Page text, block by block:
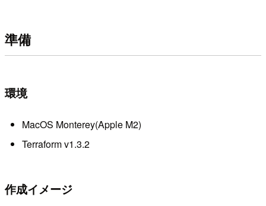
準備
環境
MacOS Monterey(Apple M2)
Terraform v1.3.2
作成イメージ